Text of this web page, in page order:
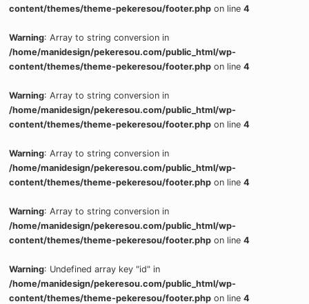
content/themes/theme-pekeresou/footer.php on line4
Warning: Array to string conversion in
/home/manidesign/pekeresou.com/public_html/wp-
content/themes/theme-pekeresou/footer.php on line4
Warning: Array to string conversion in
/home/manidesign/pekeresou.com/public_html/wp-
content/themes/theme-pekeresou/footer.php on line4
Warning: Array to string conversion in
/home/manidesign/pekeresou.com/public_html/wp-
content/themes/theme-pekeresou/footer.php on line4
Warning: Array to string conversion in
/home/manidesign/pekeresou.com/public_html/wp-
content/themes/theme-pekeresou/footer.php on line4
Warning: Undefined array key "id" in
/home/manidesign/pekeresou.com/public_html/wp-
content/themes/theme-pekeresou/footer.php on line4